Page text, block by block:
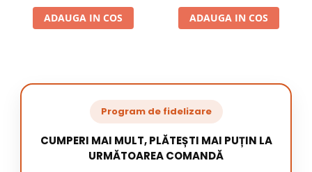
ADAUGA IN COS ADAUGA IN COS
Program de fidelizare
CUMPERI MAI MULT, PLĂTEȘTI MAI PUȚIN LA
URMĂTOAREA COMANDĂ